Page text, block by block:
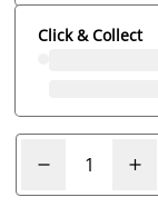
Click & Collect